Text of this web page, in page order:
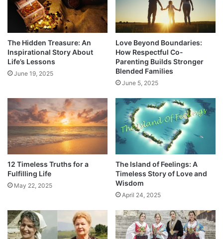
The Hidden Treasure: An
Inspirational Story About
Life’s Lessons
June 19, 2025
Love Beyond Boundaries:
How Respectful Co-
Parenting Builds Stronger
Blended Families
June 5, 2025
12 Timeless Truths for a
Fulfilling Life
May 22, 2025
The Island of Feelings: A
Timeless Story of Love and
Wisdom
April 24, 2025